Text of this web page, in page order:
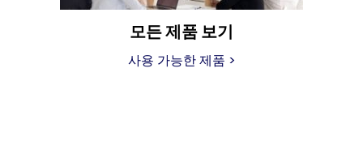
모든 제품 보기
사용 가능한 제품 >